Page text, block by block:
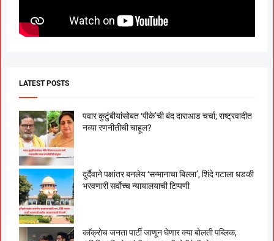
LATEST POSTS
पवार कुटुंबीयांसोबत ‘पीके’ची बंद दाराआड चर्चा; राष्ट्रवादीत
नव्या रणनीतीची चाहूल?
दुर्दैवाने पक्षांतर बनलेय ‘सन्मानाचा बिल्ला’, शिंदे गटाला धडकी
भरवणारी सर्वाेच्च न्यायालयाची टिप्पणी
काॅक्राेच जनता पार्टी जाणून घेणार क्या बाेलती पब्लिक,